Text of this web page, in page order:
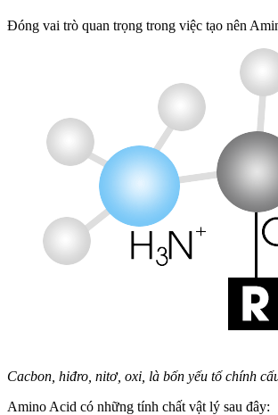
Đóng vai trò quan trọng trong việc tạo nên
Cacbon, hiđro, nitơ, oxi, là bốn yếu tố chính
Amino Acid có những tính chất vật lý sau đây: